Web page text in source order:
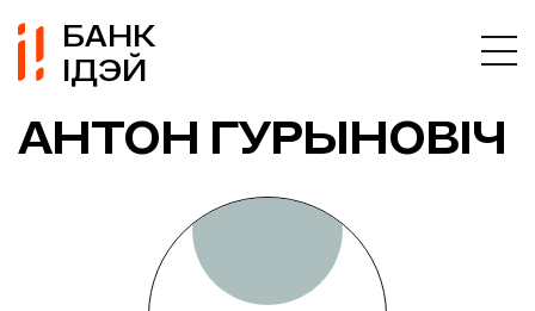
БАНК
ІДЭЙ
АНТОН ГУРЫНОВІЧ